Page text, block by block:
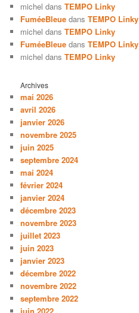
michel dansTEMPO Linky
FuméeBleue dansTEMPO Linky
michel dansTEMPO Linky
FuméeBleue dansTEMPO Linky
michel dansTEMPO Linky
Archives
mai 2026
avril 2026
janvier 2026
novembre 2025
juin 2025
septembre 2024
mai 2024
février 2024
janvier 2024
décembre 2023
novembre 2023
juillet 2023
juin 2023
janvier 2023
décembre 2022
novembre 2022
septembre 2022
juin 2022